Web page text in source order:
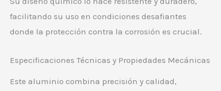
facilitando su uso en condiciones desafiantes
donde la protección contra la corrosión es crucial.
Especificaciones Técnicas y Propiedades Mecánicas
Este aluminio combina precisión y calidad,